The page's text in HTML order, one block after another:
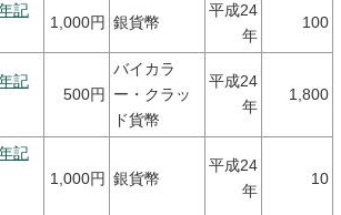
記
1,000円 銀貨幣
平成24
年
100
記
500円
バイカラ
ー・クラッ
ド貨幣
平成24
年
1,800
記
1,000円 銀貨幣
平成24
年
10